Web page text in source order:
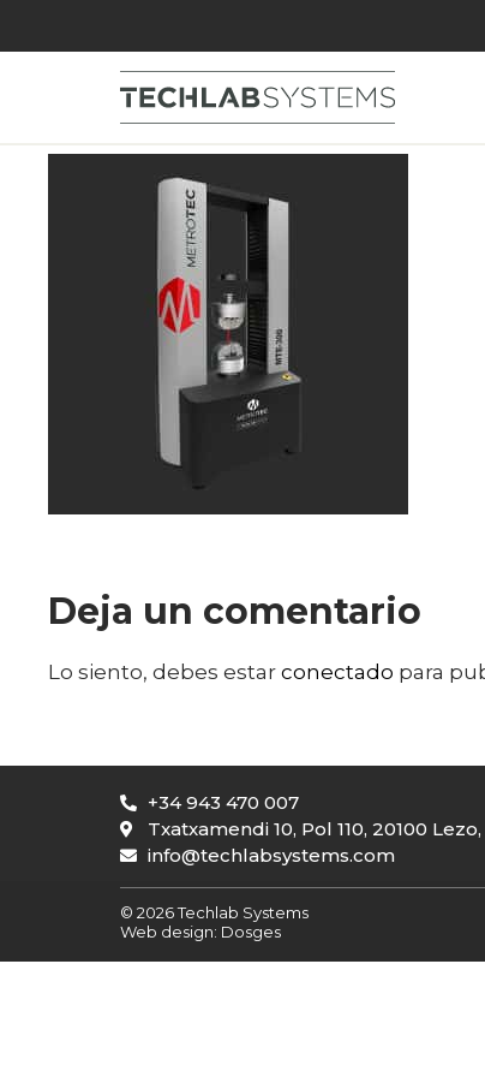
MTE300-
Deja un comentario
Lo siento, debes estar conectado para
+34 943 470 007
Txatxamendi 10, Pol 110, 20100
info@techlabsystems.com
© 2026 Techlab Systems
Web design: Dosges